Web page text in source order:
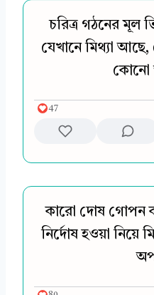
চরিত্র গঠনের মূল
যেখানে মিথ্যা আছে,
কোনো
47
কারো দোষ গোপন
নির্দোষ হওয়া নিয়ে